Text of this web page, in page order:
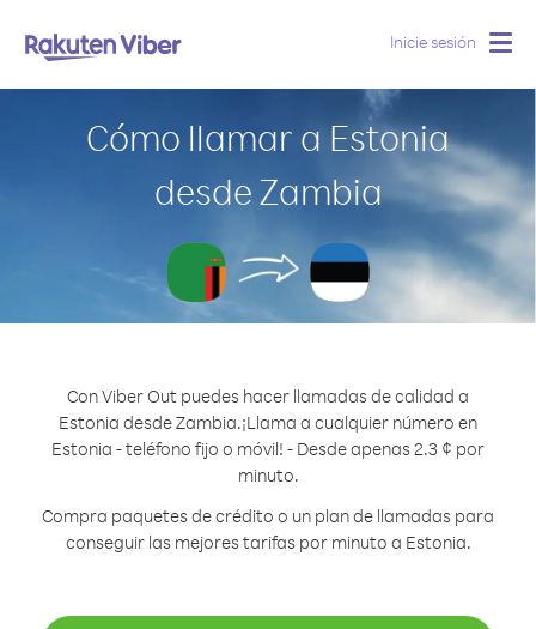
Inicie sesión
Cómo llamar a Estonia
desde Zambia
Con Viber Out puedes hacer llamadas de calidad a
Estonia desde Zambia.¡Llama a cualquier número en
Estonia - teléfono fijo o móvil! - Desde apenas 2.3 ¢ por
minuto.
Compra paquetes de crédito o un plan de llamadas para
conseguir las mejores tarifas por minuto a Estonia.